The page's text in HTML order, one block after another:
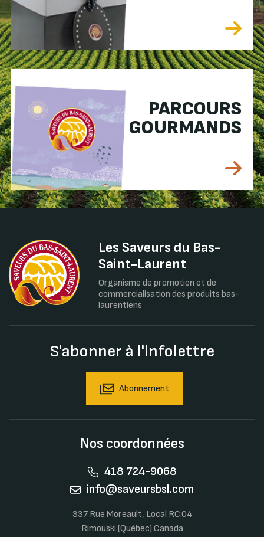
PARCOURS
GOURMANDS
Les Saveurs du Bas-
Saint-Laurent
Organisme de promotion et de
commercialisation des produits bas-
laurentiens
S'abonner à l'infolettre
Abonnement
Nos coordonnées
418 724-9068
info@saveursbsl.com
337 Rue Moreault, Local RC.04
Rimouski (Québec) Canada